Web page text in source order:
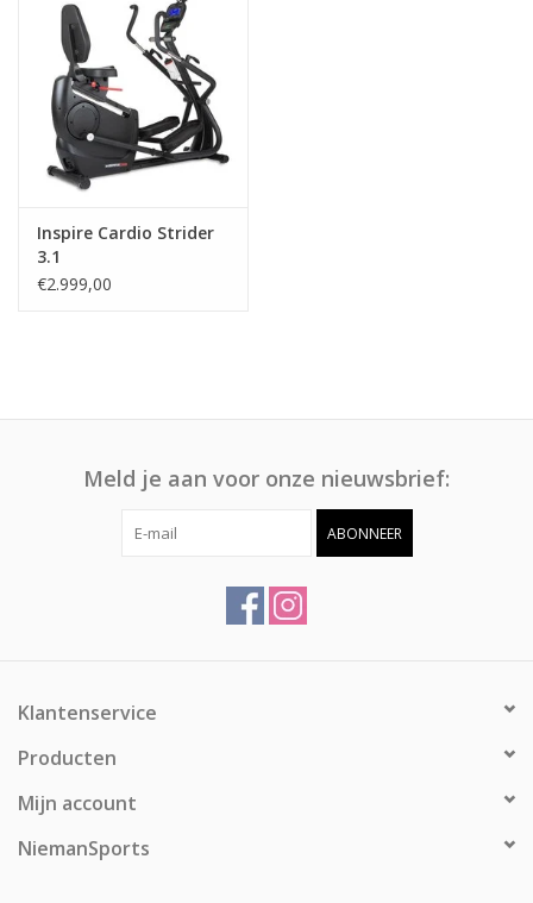
Contact
Inspire Cardio Strider
3.1
€2.999,00
Meld je aan voor onze nieuwsbrief:
ABONNEER
Klantenservice
Producten
Mijn account
NiemanSports